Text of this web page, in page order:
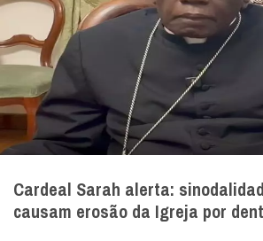
Cardeal Sarah alerta:
causam erosão da Igreja por